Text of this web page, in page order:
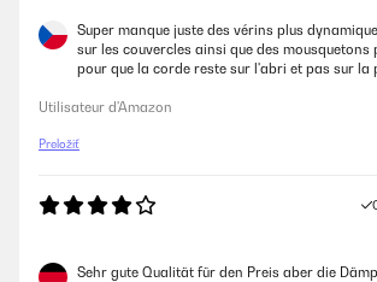
Super manque juste des vérins plus
sur les couvercles ainsi que des mousquetons
pour que la corde reste sur l'abri et pas sur la
Utilisateur d'Amazon
Preložiť
Sehr gute Qualität für den Preis aber die